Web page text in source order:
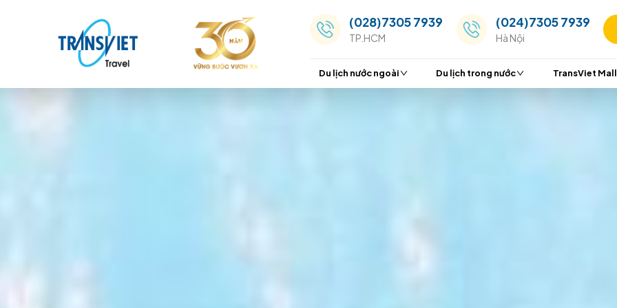
(028)7305 7939
Hà Nội
Du lịch nước ngoài Du lịch trong nước